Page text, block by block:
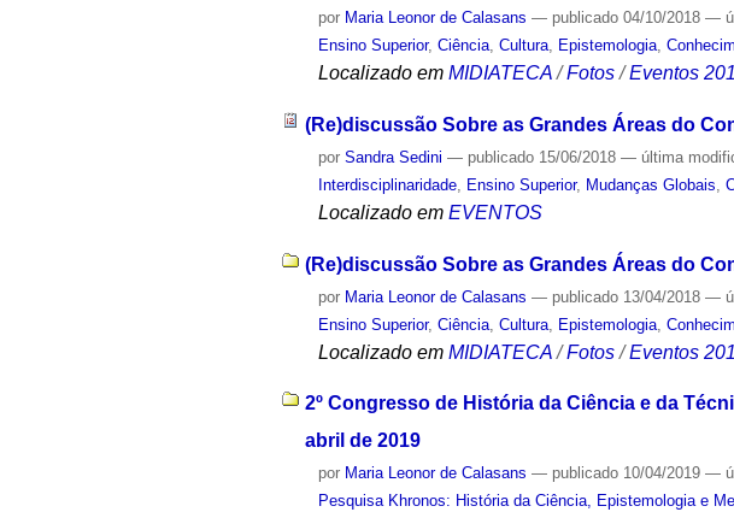
por Maria Leonor de Calasans — publicado 04/10/2018—
Ensino Superior,Ciência,Cultura, Epistemologia,
Localizado em MIDIATECA /Fotos /Eventos
(Re)discussão Sobre as Grandes Áreas do
porSandra Sedini — publicado 15/06/2018— última
Interdisciplinaridade
Ensino Superior, Mudanças Globais ,
Localizado em EVENTOS
(Re)discussão Sobre as Grandes Áreas do
por Maria Leonor de Calasans — publicado 13/04/2018—
Ensino Superior,Ciência ,Cultura Epistemologia ,
Localizado em MIDIATECA /Fotos /Eventos
2º Congresso de História da Ciência e da
abril de 2019
por Maria Leonor de Calasans — publicado 10/04/2019—
Pesquisa Khronos: História da Ciência, Epistemologia e